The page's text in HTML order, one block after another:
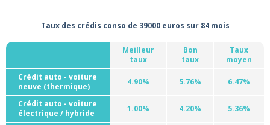
Taux des crédis conso de 39000 euros sur 84 mois
Meilleur
taux
Bon
taux
Taux
moyen
Crédit auto - voiture
neuve (thermique)
4.90% 5.76% 6.47%
Crédit auto - voiture
électrique / hybride
1.00% 4.20% 5.36%